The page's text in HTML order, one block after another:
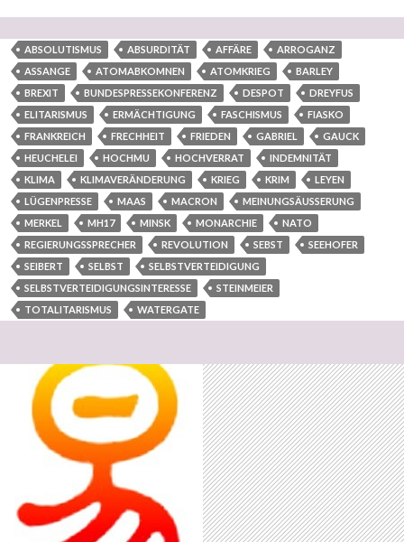
ABSOLUTISMUS ABSURDITÄT AFFÄRE
ARROGANZ
ASSANGE
ATOMABKOMNEN ATOMKRIEG
BARLEY
BREXIT
BUNDESPRESSEKONFERENZ DESPOT
DREYFUS
ELITARISMUS
ERMÄCHTIGUNG FASCHISMUS
FIASKO
FRANKREICH
FRECHHEIT FRIEDEN GABRIEL
GAUCK
HEUCHELEI
HOCHMU HOCHVERRAT
INDEMNITÄT
KLIMA
KLIMAVERÄNDERUNG KRIEG KRIM
LEYEN
LÜGENPRESSE
MAAS MACRON
MEINUNGSÄUSSERUNG
MERKEL
MH17 MINSK MONARCHIE
NATO
REGIERUNGSSPRECHER
REVOLUTION SEBST
SEEHOFER
SEIBERT
SELBST
SELBSTVERTEIDIGUNG
SELBSTVERTEIDIGUNGSINTERESSE
STEINMEIER
TOTALITARISMUS
WATERGATE